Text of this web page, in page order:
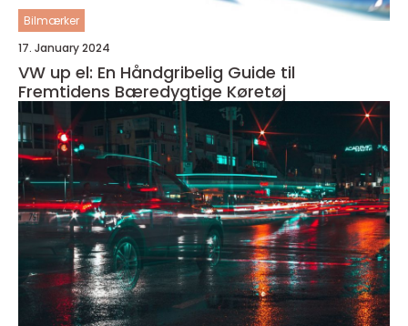
Bilmærker
17. January 2024
VW up el: En Håndgribelig Guide til
Fremtidens Bæredygtige Køretøj